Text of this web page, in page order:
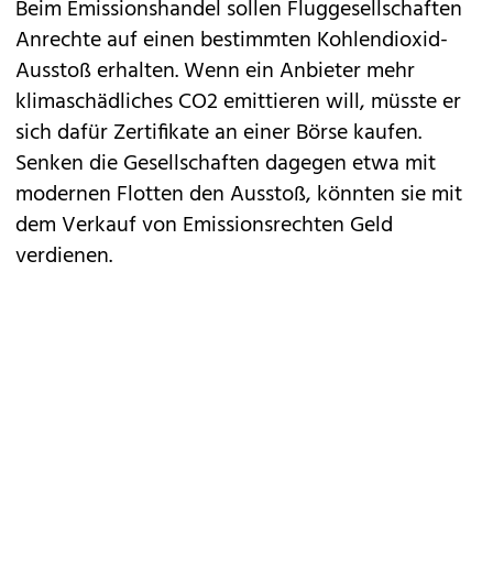
Beim Emissionshandel sollen Fluggesellschaften
Anrechte auf einen bestimmten Kohlendioxid-
Ausstoß erhalten. Wenn ein Anbieter mehr
klimaschädliches CO2 emittieren will, müsste er
sich dafür Zertifikate an einer Börse kaufen.
Senken die Gesellschaften dagegen etwa mit
modernen Flotten den Ausstoß, könnten sie mit
dem Verkauf von Emissionsrechten Geld
verdienen.